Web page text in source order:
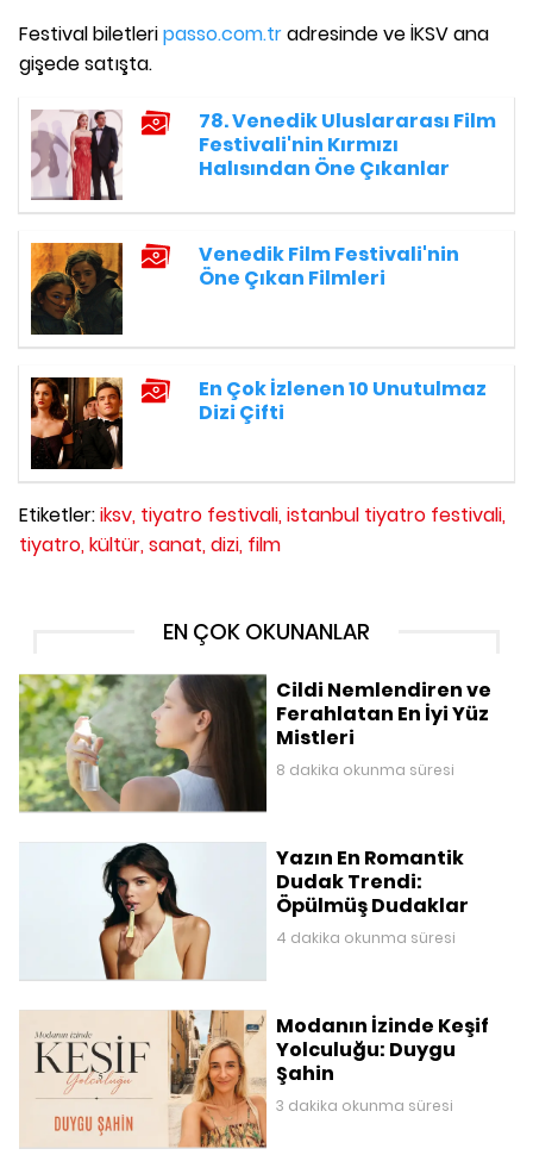
Festival biletleripasso.com.tradresinde ve İKSV ana
gişede satışta.
78. Venedik Uluslararası Film
Festivali'nin Kırmızı
Halısından Öne Çıkanlar
Venedik Film Festivali'nin
Öne Çıkan Filmleri
En Çok İzlenen 10 Unutulmaz
Dizi Çifti
Etiketler:iksv, tiyatro festivali, istanbul tiyatro festivali,
tiyatro, kültür, sanat, dizi, film
EN ÇOK OKUNANLAR
Cildi Nemlendiren ve
Ferahlatan En İyi Yüz
Mistleri
8 dakika okunma süresi
Yazın En Romantik
Dudak Trendi:
Öpülmüş Dudaklar
4 dakika okunma süresi
Modanın İzinde Keşif
Yolculuğu: Duygu
Şahin
3 dakika okunma süresi